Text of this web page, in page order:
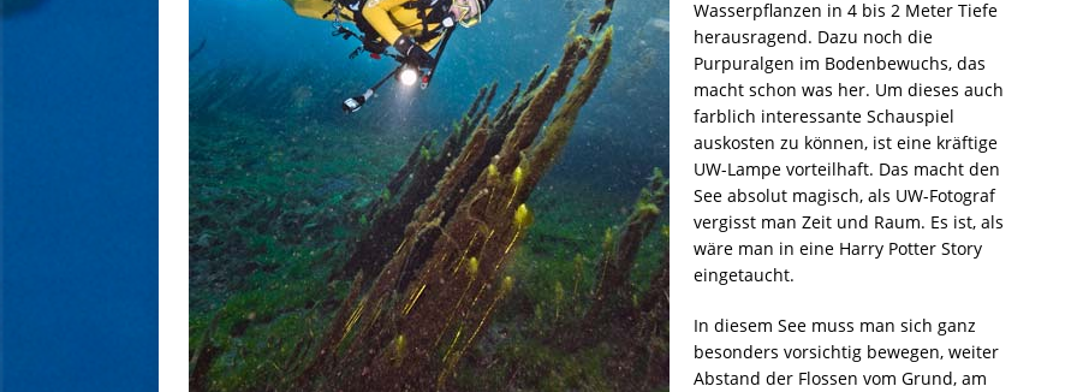
Wasserpflanzen in 4 bis 2 Meter Tiefe
herausragend. Dazu noch die
Purpuralgen im Bodenbewuchs, das
macht schon was her. Um dieses auch
farblich interessante Schauspiel
auskosten zu können, ist eine kräftige
UW-Lampe vorteilhaft. Das macht den
See absolut magisch, als UW-Fotograf
vergisst man Zeit und Raum. Es ist, als
wäre man in eine Harry Potter Story
eingetaucht.
In diesem See muss man sich ganz
besonders vorsichtig bewegen, weiter
Abstand der Flossen vom Grund, am